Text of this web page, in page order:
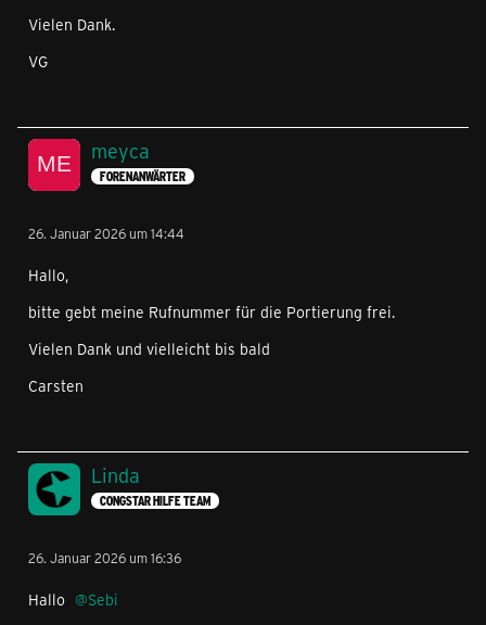
Vielen Dank.
VG
meyca
FORENANWÄRTER
26. Januar 2026 um 14:44
Hallo,
bitte gebt meine Rufnummer für die Portierung frei.
Vielen Dank und vielleicht bis bald
Carsten
Linda
CONGSTAR HILFE TEAM
26. Januar 2026 um 16:36
Hallo
Sebi